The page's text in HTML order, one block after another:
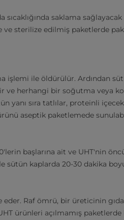
sıcaklığında saklama
ve sterilize edilmiş paketlerde
işlemi ile öldürülür. Ardından
ve herhangi bir soğutma veya
yanı sıra tatlılar, proteinli
aseptik paketlemede
başlarına ait ve UHT'nin
kaplarda 20-30 dakika
Raf ömrü, bir üreticinin
ürünleri açılmamış